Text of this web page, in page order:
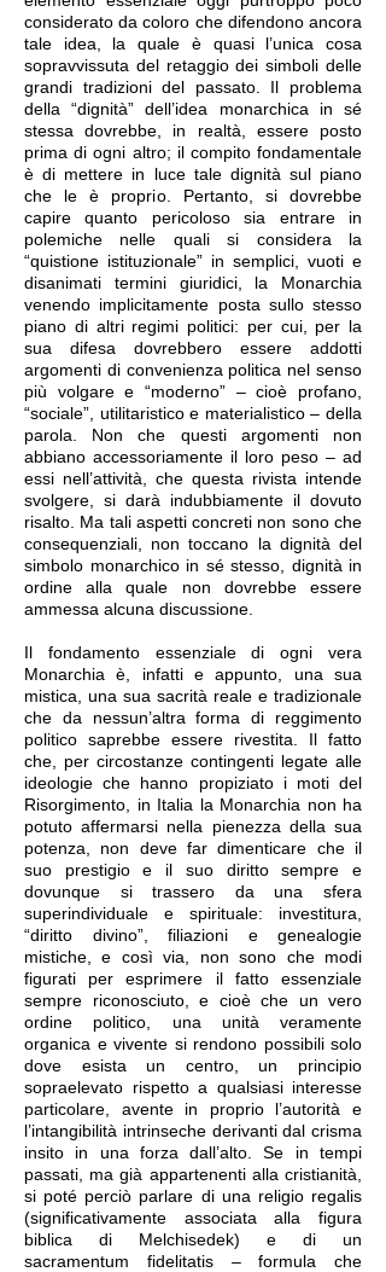
considerato da coloro che difendono ancora
tale idea, la quale è quasi l’unica cosa
sopravvissuta del retaggio dei simboli delle
grandi tradizioni del passato. Il problema
della “dignità” dell’idea monarchica in sé
stessa dovrebbe, in realtà, essere posto
prima di ogni altro; il compito fondamentale
è di mettere in luce tale dignità sul piano
che le è proprio. Pertanto, si dovrebbe
capire quanto pericoloso sia entrare in
polemiche nelle quali si considera la
“quistione istituzionale” in semplici, vuoti e
disanimati termini giuridici, la Monarchia
venendo implicitamente posta sullo stesso
piano di altri regimi politici: per cui, per la
sua difesa dovrebbero essere addotti
argomenti di convenienza politica nel senso
più volgare e “moderno” – cioè profano,
“sociale”, utilitaristico e materialistico – della
parola. Non che questi argomenti non
abbiano accessoriamente il loro peso – ad
essi nell’attività, che questa rivista intende
svolgere, si darà indubbiamente il dovuto
risalto. Ma tali aspetti concreti non sono che
consequenziali, non toccano la dignità del
simbolo monarchico in sé stesso, dignità in
ordine alla quale non dovrebbe essere
ammessa alcuna discussione.
Il fondamento essenziale di ogni vera
Monarchia è, infatti e appunto, una sua
mistica, una sua sacrità reale e tradizionale
che da nessun’altra forma di reggimento
politico saprebbe essere rivestita. Il fatto
che, per circostanze contingenti legate alle
ideologie che hanno propiziato i moti del
Risorgimento, in Italia la Monarchia non ha
potuto affermarsi nella pienezza della sua
potenza, non deve far dimenticare che il
suo prestigio e il suo diritto sempre e
dovunque si trassero da una sfera
superindividuale e spirituale: investitura,
“diritto divino”, filiazioni e genealogie
mistiche, e così via, non sono che modi
figurati per esprimere il fatto essenziale
sempre riconosciuto, e cioè che un vero
ordine politico, una unità veramente
organica e vivente si rendono possibili solo
dove esista un centro, un principio
sopraelevato rispetto a qualsiasi interesse
particolare, avente in proprio l’autorità e
l’intangibilità intrinseche derivanti dal crisma
insito in una forza dall’alto. Se in tempi
passati, ma già appartenenti alla cristianità,
si poté perciò parlare di una religio regalis
(significativamente associata alla figura
biblica di Melchisedek) e di un
sacramentum fidelitatis – formula che